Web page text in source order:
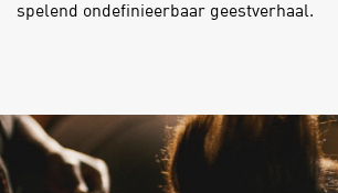
spelend ondefinieerbaar geestverhaal.
Skip